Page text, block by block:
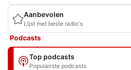
Aanbevolen
Lijst met beste radio's
Podcasts
Top podcasts
Populairste podcasts